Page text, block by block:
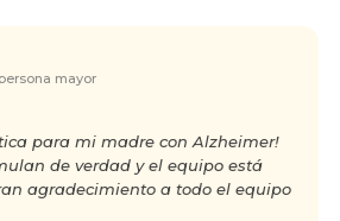
mayor
para mi madre con Alzheimer!
de verdad y el equipo está
agradecimiento a todo el equipo